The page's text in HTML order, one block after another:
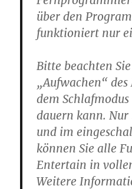
über den
funktioniert nur
Bitte beachten
„Aufwachen“
dem
dauern kann.
und im
können Sie alle
Entertain in
Weitere